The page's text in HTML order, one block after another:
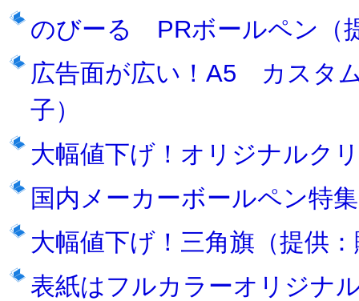
のびーる PRボールペン（
広告面が広い！A5 カスタ
子）
大幅値下げ！オリジナルク
国内メーカーボールペン特
大幅値下げ！三角旗（提供
表紙はフルカラーオリジナ